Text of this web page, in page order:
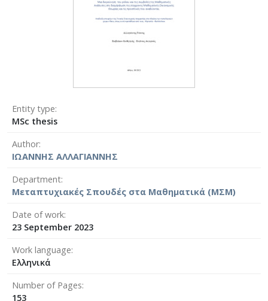
Entity type
MSc thesis
Author
ΙΩΑΝΝΗΣ ΑΛΛΑΓΙΑΝΝΗΣ
Department
Μεταπτυχιακές Σπουδές στα Μαθηματικά (ΜΣΜ)
Date of work
23 September 2023
Work language
Ελληνικά
Number of Pages
153